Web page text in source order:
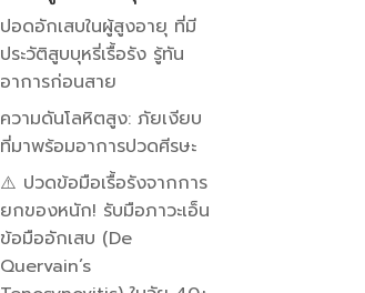
ปอดอักเสบในผู้สูงอายุ ที่มี
ประวัติสูบบุหรี่เรื้อรัง รู้ทัน
อาการก่อนสาย
ความดันโลหิตสูง: ภัยเงียบ
ที่มาพร้อมอาการปวดศีรษะ
⚠️ ปวดข้อมือเรื้อรังจากการ
ยกของหนัก! รับมือภาวะเอ็น
ข้อมืออักเสบ (De
Quervain’s